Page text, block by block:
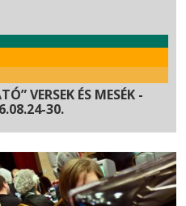
VERSEK ÉS MESÉK -
30.